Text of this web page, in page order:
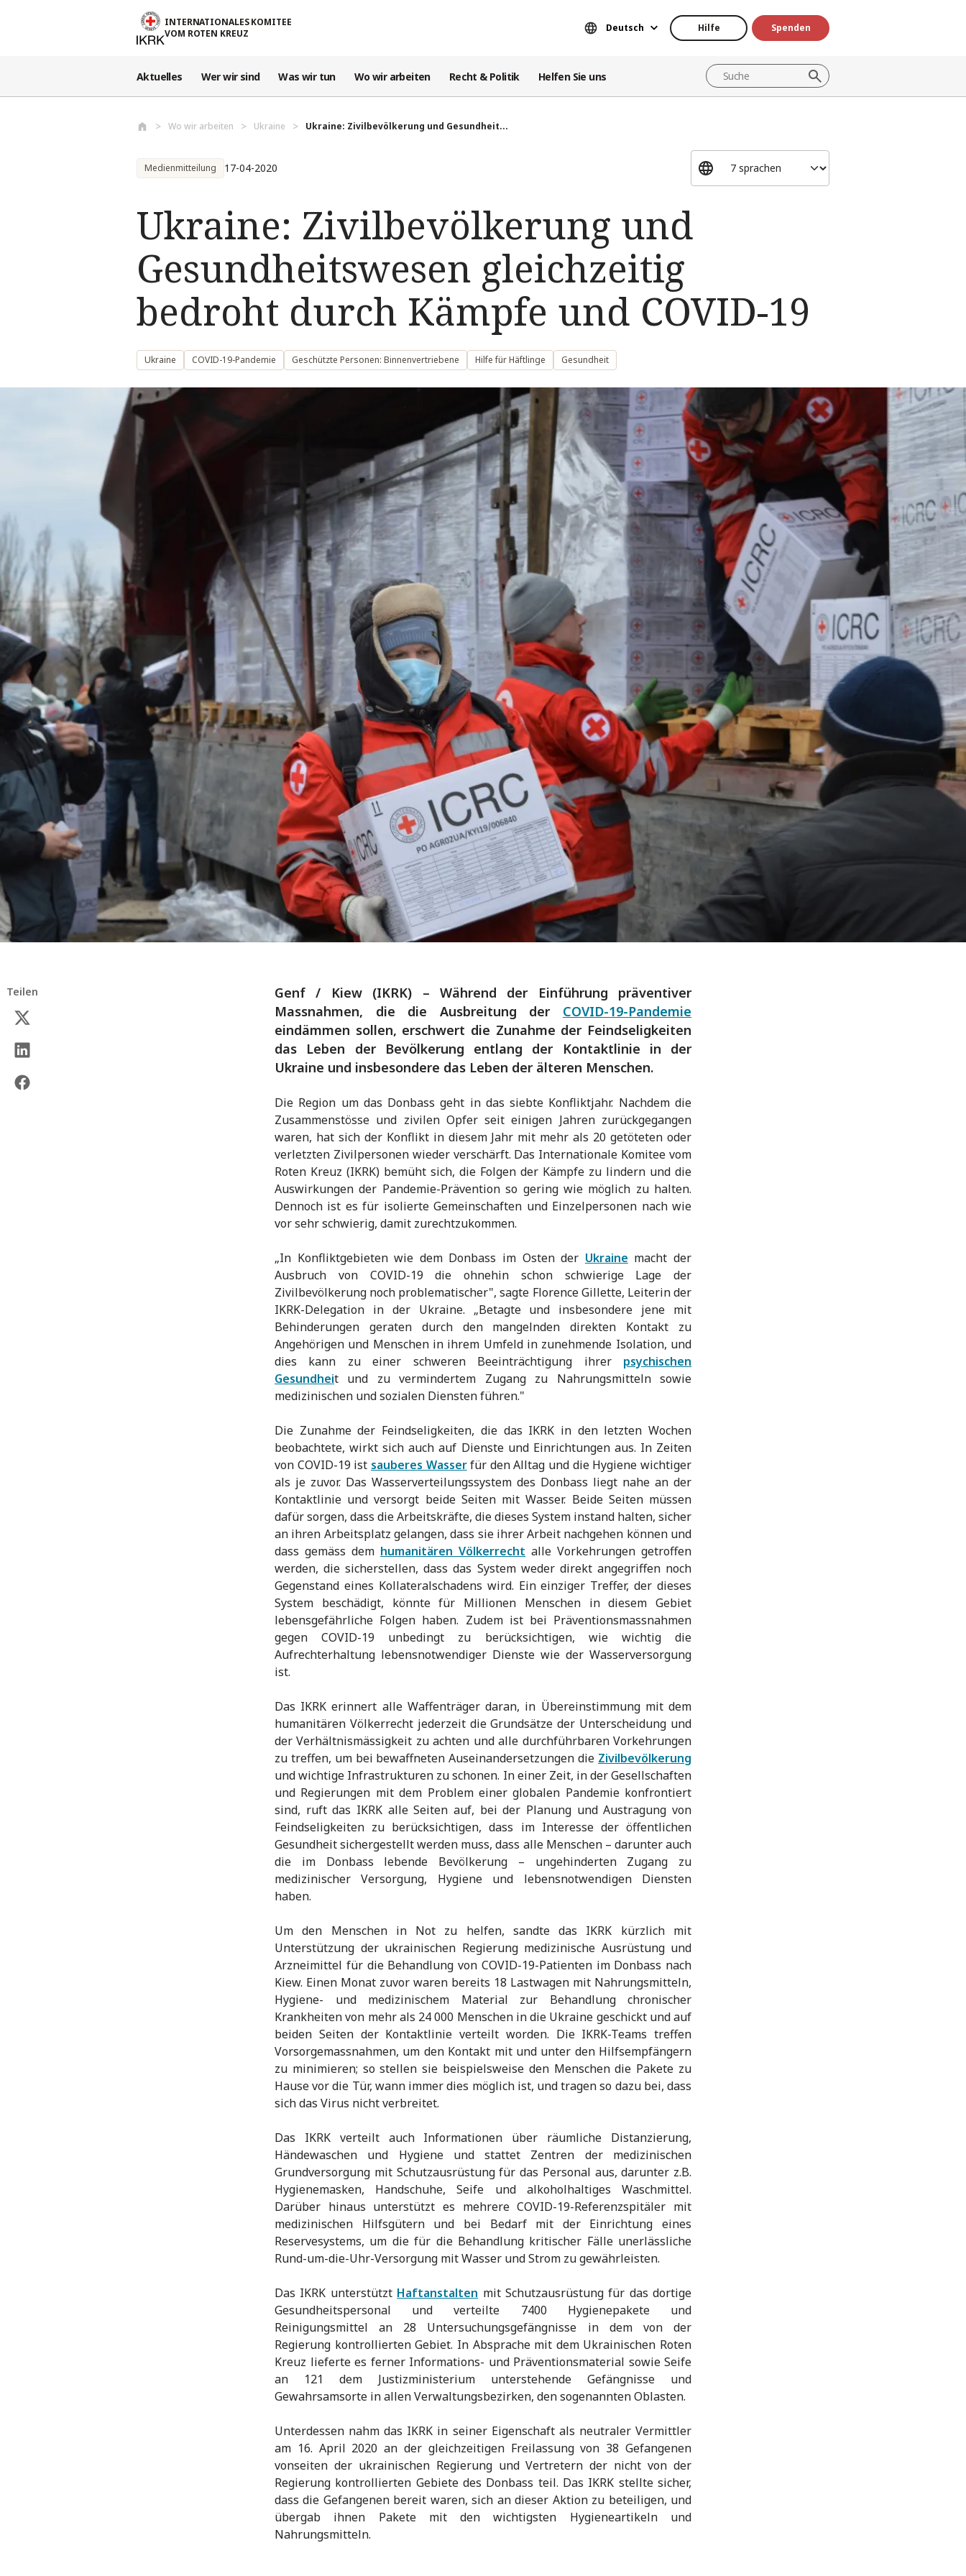
INTERNATIONALES KOMITEE
VOM ROTEN KREUZ
Deutsch Hilfe Spenden
Aktuelles Wer wir sind Was wir tun Wo wir arbeiten Recht & Politik Helfen Sie uns
Wo wir arbeiten Ukraine Ukraine: Zivilbevölkerung und Gesundheit...
Medienmitteilung 17-04-2020
Ukraine: Zivilbevölkerung und
Gesundheitswesen gleichzeitig
bedroht durch Kämpfe und COVID-19
Ukraine COVID-19-Pandemie Geschützte Personen: Binnenvertriebene Hilfe für Häftlinge Gesundheit
Teilen
Genf / Kiew (IKRK) – Während der Einführung präventiver
Massnahmen, die die Ausbreitung der COVID-19-Pandemie
eindämmen sollen, erschwert die Zunahme der Feindseligkeiten
das Leben der Bevölkerung entlang der Kontaktlinie in der
Ukraine und insbesondere das Leben der älteren Menschen.
Die Region um das Donbass geht in das siebte Konfliktjahr. Nachdem die
Zusammenstösse und zivilen Opfer seit einigen Jahren zurückgegangen
waren, hat sich der Konflikt in diesem Jahr mit mehr als 20 getöteten oder
verletzten Zivilpersonen wieder verschärft. Das Internationale Komitee vom
Roten Kreuz (IKRK) bemüht sich, die Folgen der Kämpfe zu lindern und die
Auswirkungen der Pandemie-Prävention so gering wie möglich zu halten.
Dennoch ist es für isolierte Gemeinschaften und Einzelpersonen nach wie
vor sehr schwierig, damit zurechtzukommen.
„In Konfliktgebieten wie dem Donbass im Osten der Ukraine macht der
Ausbruch von COVID-19 die ohnehin schon schwierige Lage der
Zivilbevölkerung noch problematischer", sagte Florence Gillette, Leiterin der
IKRK-Delegation in der Ukraine. „Betagte und insbesondere jene mit
Behinderungen geraten durch den mangelnden direkten Kontakt zu
Angehörigen und Menschen in ihrem Umfeld in zunehmende Isolation, und
dies kann zu einer schweren Beeinträchtigung ihrer psychischen
Gesundheit und zu vermindertem Zugang zu Nahrungsmitteln sowie
medizinischen und sozialen Diensten führen."
Die Zunahme der Feindseligkeiten, die das IKRK in den letzten Wochen
beobachtete, wirkt sich auch auf Dienste und Einrichtungen aus. In Zeiten
von COVID-19 ist sauberes Wasserfür den Alltag und die Hygiene wichtiger
als je zuvor. Das Wasserverteilungssystem des Donbass liegt nahe an der
Kontaktlinie und versorgt beide Seiten mit Wasser. Beide Seiten müssen
dafür sorgen, dass die Arbeitskräfte, die dieses System instand halten, sicher
an ihren Arbeitsplatz gelangen, dass sie ihrer Arbeit nachgehen können und
dass gemäss dem humanitären Völkerrecht alle Vorkehrungen getroffen
werden, die sicherstellen, dass das System weder direkt angegriffen noch
Gegenstand eines Kollateralschadens wird. Ein einziger Treffer, der dieses
System beschädigt, könnte für Millionen Menschen in diesem Gebiet
lebensgefährliche Folgen haben. Zudem ist bei Präventionsmassnahmen
gegen COVID-19 unbedingt zu berücksichtigen, wie wichtig die
Aufrechterhaltung lebensnotwendiger Dienste wie der Wasserversorgung
ist.
Das IKRK erinnert alle Waffenträger daran, in Übereinstimmung mit dem
humanitären Völkerrecht jederzeit die Grundsätze der Unterscheidung und
der Verhältnismässigkeit zu achten und alle durchführbaren Vorkehrungen
zu treffen, um bei bewaffneten Auseinandersetzungen die Zivilbevölkerung
und wichtige Infrastrukturen zu schonen. In einer Zeit, in der Gesellschaften
und Regierungen mit dem Problem einer globalen Pandemie konfrontiert
sind, ruft das IKRK alle Seiten auf, bei der Planung und Austragung von
Feindseligkeiten zu berücksichtigen, dass im Interesse der öffentlichen
Gesundheit sichergestellt werden muss, dass alle Menschen – darunter auch
die im Donbass lebende Bevölkerung – ungehinderten Zugang zu
medizinischer Versorgung, Hygiene und lebensnotwendigen Diensten
haben.
Um den Menschen in Not zu helfen, sandte das IKRK kürzlich mit
Unterstützung der ukrainischen Regierung medizinische Ausrüstung und
Arzneimittel für die Behandlung von COVID-19-Patienten im Donbass nach
Kiew. Einen Monat zuvor waren bereits 18 Lastwagen mit Nahrungsmitteln,
Hygiene- und medizinischem Material zur Behandlung chronischer
Krankheiten von mehr als 24 000 Menschen in die Ukraine geschickt und auf
beiden Seiten der Kontaktlinie verteilt worden. Die IKRK-Teams treffen
Vorsorgemassnahmen, um den Kontakt mit und unter den Hilfsempfängern
zu minimieren; so stellen sie beispielsweise den Menschen die Pakete zu
Hause vor die Tür, wann immer dies möglich ist, und tragen so dazu bei, dass
sich das Virus nicht verbreitet.
Das IKRK verteilt auch Informationen über räumliche Distanzierung,
Händewaschen und Hygiene und stattet Zentren der medizinischen
Grundversorgung mit Schutzausrüstung für das Personal aus, darunter z.B.
Hygienemasken, Handschuhe, Seife und alkoholhaltiges Waschmittel.
Darüber hinaus unterstützt es mehrere COVID-19-Referenzspitäler mit
medizinischen Hilfsgütern und bei Bedarf mit der Einrichtung eines
Reservesystems, um die für die Behandlung kritischer Fälle unerlässliche
Rund-um-die-Uhr-Versorgung mit Wasser und Strom zu gewährleisten.
Das IKRK unterstützt Haftanstalten mit Schutzausrüstung für das dortige
Gesundheitspersonal und verteilte 7400 Hygienepakete und
Reinigungsmittel an 28 Untersuchungsgefängnisse in dem von der
Regierung kontrollierten Gebiet. In Absprache mit dem Ukrainischen Roten
Kreuz lieferte es ferner Informations- und Präventionsmaterial sowie Seife
an 121 dem Justizministerium unterstehende Gefängnisse und
Gewahrsamsorte in allen Verwaltungsbezirken, den sogenannten Oblasten.
Unterdessen nahm das IKRK in seiner Eigenschaft als neutraler Vermittler
am 16. April 2020 an der gleichzeitigen Freilassung von 38 Gefangenen
vonseiten der ukrainischen Regierung und Vertretern der nicht von der
Regierung kontrollierten Gebiete des Donbass teil. Das IKRK stellte sicher,
dass die Gefangenen bereit waren, sich an dieser Aktion zu beteiligen, und
übergab ihnen Pakete mit den wichtigsten Hygieneartikeln und
Nahrungsmitteln.